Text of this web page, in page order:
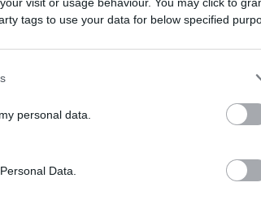
tags to use your data for below specified
personal data.
Data.